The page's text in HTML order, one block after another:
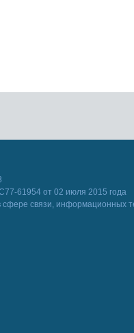
61954 от 02 июля 2015 года
связи, информационных